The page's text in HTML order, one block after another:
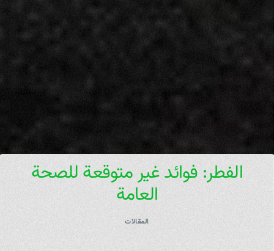
الفطر: فوائد غير متوقعة للصحة
العامة
المقالات